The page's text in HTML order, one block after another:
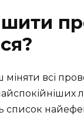
міняти всі
список